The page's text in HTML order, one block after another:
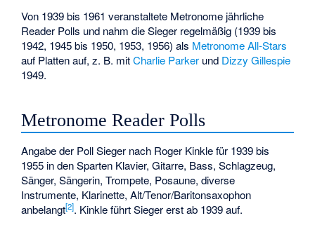
Von 1939 bis 1961 veranstaltete Metronome jährliche
Reader Polls und nahm die Sieger regelmäßig (1939 bis
1942, 1945 bis 1950, 1953, 1956) als Metronome All-Stars
auf Platten auf, z. B. mitCharlie Parker und Dizzy Gillespie
1949.
Metronome Reader Polls
Angabe der Poll Sieger nach Roger Kinkle für 1939 bis
1955 in den Sparten Klavier, Gitarre, Bass, Schlagzeug,
Sänger, Sängerin, Trompete, Posaune, diverse
Instrumente, Klarinette, Alt/Tenor/Baritonsaxophon
anbelangt[2]. Kinkle führt Sieger erst ab 1939 auf.